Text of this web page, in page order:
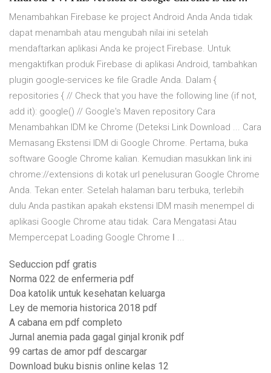
Menambahkan Firebase ke project Android Anda Anda tidak
dapat menambah atau mengubah nilai ini setelah
mendaftarkan aplikasi Anda ke project Firebase. Untuk
mengaktifkan produk Firebase di aplikasi Android, tambahkan
plugin google-services ke file Gradle Anda. Dalam {
repositories { // Check that you have the following line (if not,
add it): google() // Google's Maven repository Cara
Menambahkan IDM ke Chrome (Deteksi Link Download ... Cara
Memasang Ekstensi IDM di Google Chrome. Pertama, buka
software Google Chrome kalian. Kemudian masukkan link ini
chrome://extensions di kotak url penelusuran Google Chrome
Anda. Tekan enter. Setelah halaman baru terbuka, terlebih
dulu Anda pastikan apakah ekstensi IDM masih menempel di
aplikasi Google Chrome atau tidak. Cara Mengatasi Atau
Mempercepat Loading Google Chrome ǀ ...
Seduccion pdf gratis
Norma 022 de enfermeria pdf
Doa katolik untuk kesehatan keluarga
Ley de memoria historica 2018 pdf
A cabana em pdf completo
Jurnal anemia pada gagal ginjal kronik pdf
99 cartas de amor pdf descargar
Download buku bisnis online kelas 12